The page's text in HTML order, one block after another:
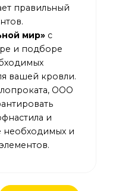
правильный
мир» с
и подборе
вашей кровли.
ООО
и
необходимых и